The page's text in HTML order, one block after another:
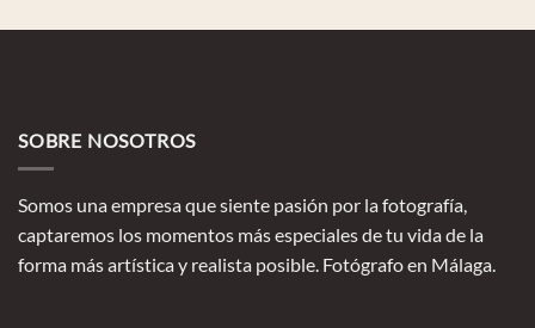
SOBRE NOSOTROS
Somos una empresa que siente pasión por la fotografía,
captaremos los momentos más especiales de tu vida de la
forma más artística y realista posible. Fotógrafo en Málaga.